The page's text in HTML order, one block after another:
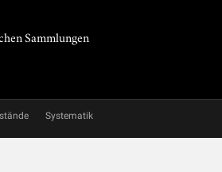
Sammlungen
Systematik